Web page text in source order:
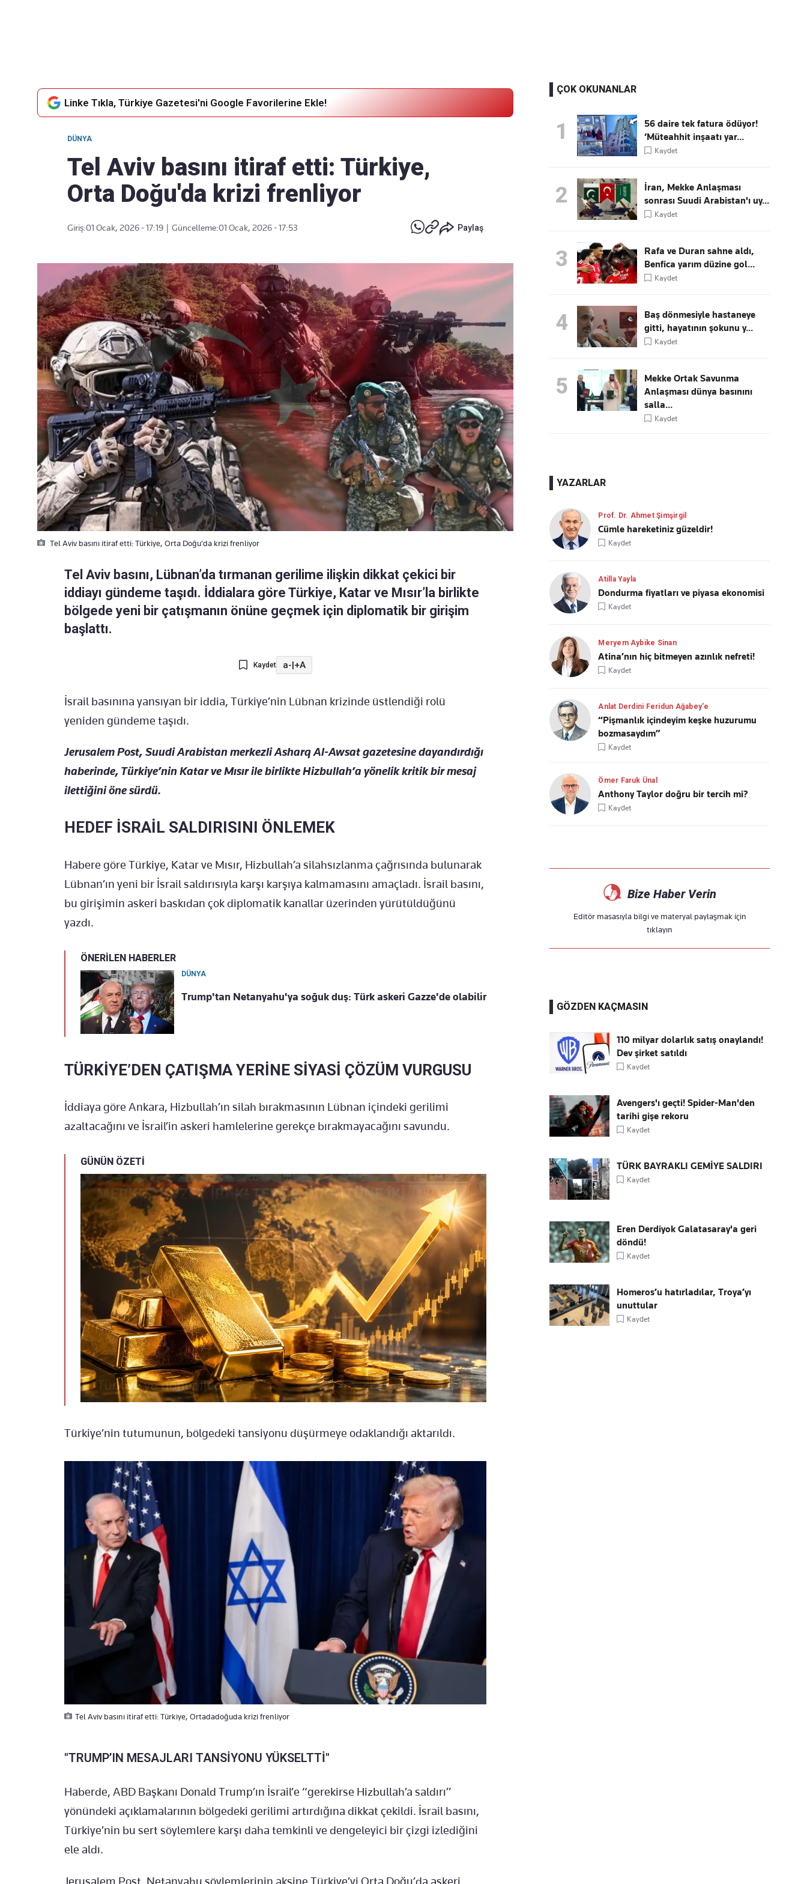
Linke Tıkla, Türkiye Gazetesi'ni Google Favorilerine Ekle!
DÜNYA
Tel Aviv basını itiraf etti: Türkiye,
Orta Doğu'da krizi frenliyor
Giriş:01 Ocak, 2026 - 17:19 Güncelleme:01 Ocak, 2026 - 17:53 Paylaş
Tel Aviv basını itiraf etti: Türkiye, Orta Doğu'da krizi frenliyor
Tel Aviv basını, Lübnan’da tırmanan gerilime ilişkin dikkat çekici bir
iddiayı gündeme taşıdı. İddialara göre Türkiye, Katar ve Mısır’la birlikte
bölgede yeni bir çatışmanın önüne geçmek için diplomatik bir girişim
başlattı.
Kaydet a-|+A
İsrail basınına yansıyan bir iddia, Türkiye’nin Lübnan krizinde üstlendiği rolü
yeniden gündeme taşıdı.
Jerusalem Post, Suudi Arabistan merkezli Asharq Al-Awsat gazetesine dayandırdığı
haberinde, Türkiye’nin Katar ve Mısır ile birlikte Hizbullah’a yönelik kritik bir mesaj
ilettiğini öne sürdü.
HEDEF İSRAİL SALDIRISINI ÖNLEMEK
Habere göre Türkiye, Katar ve Mısır, Hizbullah’a silahsızlanma çağrısında bulunarak
Lübnan’ın yeni bir İsrail saldırısıyla karşı karşıya kalmamasını amaçladı. İsrail basını,
bu girişimin askeri baskıdan çok diplomatik kanallar üzerinden yürütüldüğünü
yazdı.
ÖNERİLEN HABERLER
DÜNYA
Trump'tan Netanyahu'ya soğuk duş: Türk askeri Gazze'de olabilir
TÜRKİYE’DEN ÇATIŞMA YERİNE SİYASİ ÇÖZÜM VURGUSU
İddiaya göre Ankara, Hizbullah’ın silah bırakmasının Lübnan içindeki gerilimi
azaltacağını ve İsrail’in askeri hamlelerine gerekçe bırakmayacağını savundu.
GÜNÜN ÖZETİ
Türkiye’nin tutumunun, bölgedeki tansiyonu düşürmeye odaklandığı aktarıldı.
Tel Aviv basını itiraf etti: Türkiye, Ortadadoğuda krizi frenliyor
"TRUMP’IN MESAJLARI TANSİYONU YÜKSELTTİ"
Haberde, ABD Başkanı Donald Trump’ın İsrail’e “gerekirse Hizbullah’a saldırı”
yönündeki açıklamalarının bölgedeki gerilimi artırdığına dikkat çekildi. İsrail basını,
Türkiye’nin bu sert söylemlere karşı daha temkinli ve dengeleyici bir çizgi izlediğini
ele aldı.
ÇOK OKUNANLAR
1
56 daire tek fatura ödüyor!
‘Müteahhit inşaatı yar...
Kaydet
2
İran, Mekke Anlaşması
sonrası Suudi Arabistan'ı uy...
Kaydet
3
Rafa ve Duran sahne aldı,
Benfica yarım düzine gol...
Kaydet
4
Baş dönmesiyle hastaneye
gitti, hayatının şokunu y...
Kaydet
5
Mekke Ortak Savunma
Anlaşması dünya basınını
salla...
Kaydet
YAZARLAR
Prof. Dr. Ahmet Şimşirgil
Cümle hareketiniz güzeldir!
Kaydet
Atilla Yayla
Dondurma fiyatları ve piyasa ekonomisi
Kaydet
Meryem Aybike Sinan
Atina’nın hiç bitmeyen azınlık nefreti!
Kaydet
Anlat Derdini Feridun Ağabey'e
“Pişmanlık içindeyim keşke huzurumu
bozmasaydım”
Kaydet
Ömer Faruk Ünal
Anthony Taylor doğru bir tercih mi?
Kaydet
Bize Haber Verin
Editör masasıyla bilgi ve materyal paylaşmak için
tıklayın
GÖZDEN KAÇMASIN
110 milyar dolarlık satış onaylandı!
Dev şirket satıldı
Kaydet
Avengers'ı geçti! Spider-Man'den
tarihi gişe rekoru
Kaydet
TÜRK BAYRAKLI GEMİYE SALDIRI
Kaydet
Eren Derdiyok Galatasaray'a geri
döndü!
Kaydet
Homeros’u hatırladılar, Troya’yı
unuttular
Kaydet